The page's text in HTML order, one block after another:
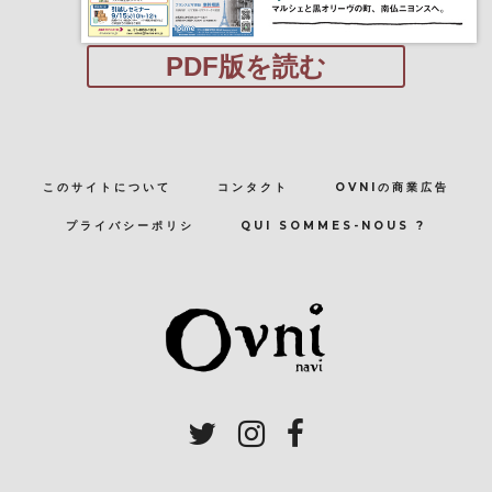
PDF版を読む
このサイトについて コンタクト OVNIの商業広告
プライバシーポリシ QUI SOMMES-NOUS ?